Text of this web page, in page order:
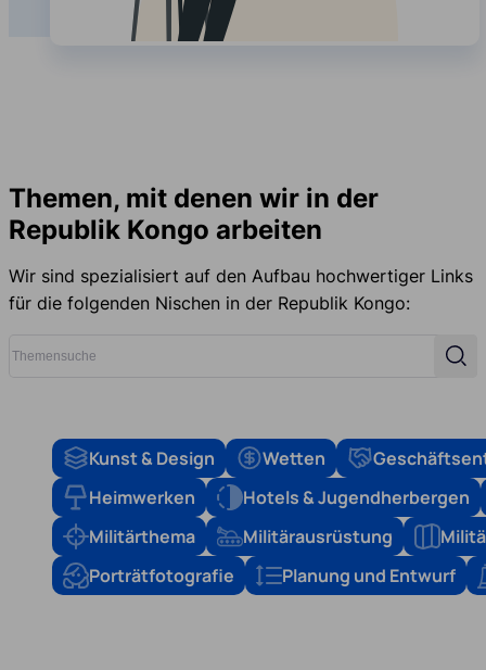
Themen, mit denen wir in der
Republik Kongo arbeiten
Wir sind spezialisiert auf den Aufbau hochwertiger Links
für die folgenden Nischen in der Republik Kongo:
Kunst & Design Wetten
Heimwerken
Hotels & Jugendherbergen
Militärthema
Militärausrüstung
Porträtfotografie
Planung und Entwurf